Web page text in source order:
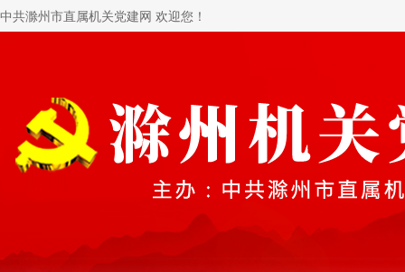
中共滁州市直属机关党建网 欢迎您！